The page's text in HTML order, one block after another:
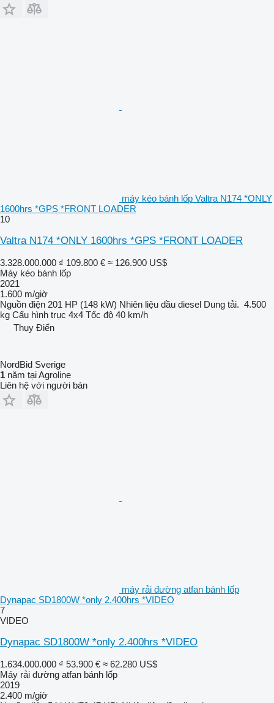
máy kéo bánh lốp Valtra N174 *ONLY
1600hrs *GPS *FRONT LOADER
10
Valtra N174 *ONLY 1600hrs *GPS *FRONT LOADER
3.328.000.000 ₫ 109.800 € ≈ 126.900 US$
Máy kéo bánh lốp
2021
1.600 m/giờ
Nguồn điện 201 HP (148 kW) Nhiên liệu dầu diesel Dung tải. 4.500
kg Cấu hình trục 4x4 Tốc độ 40 km/h
Thụy Điển
NordBid Sverige
1 năm tại Agroline
Liên hệ với người bán
máy rải đường atfan bánh lốp
Dynapac SD1800W *only 2.400hrs *VIDEO
7
VIDEO
Dynapac SD1800W *only 2.400hrs *VIDEO
1.634.000.000 ₫ 53.900 € ≈ 62.280 US$
Máy rải đường atfan bánh lốp
2019
2.400 m/giờ